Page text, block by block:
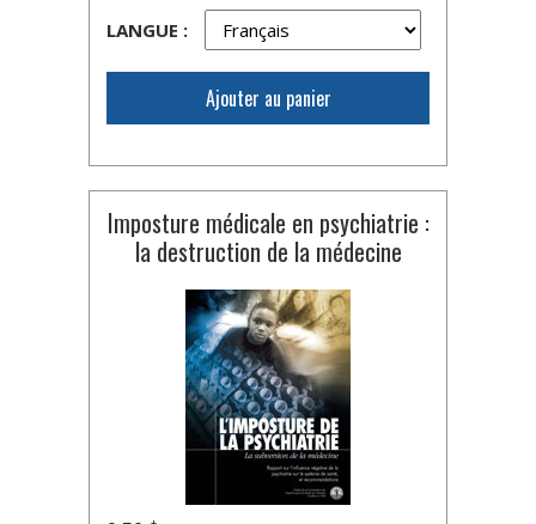
LANGUE :
Ajouter au panier
Imposture médicale en psychiatrie :
la destruction de la médecine